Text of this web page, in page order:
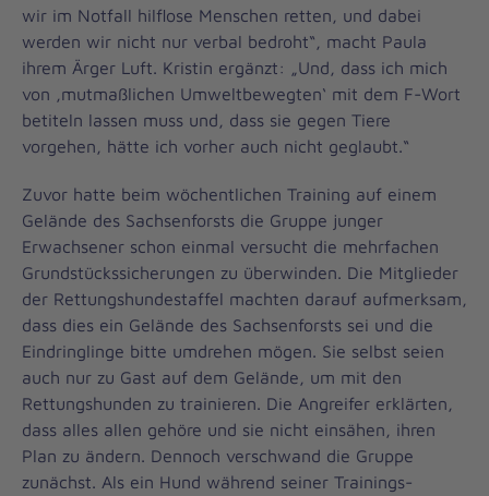
wir im Notfall hilflose Menschen retten, und dabei
werden wir nicht nur verbal bedroht“, macht Paula
ihrem Ärger Luft. Kristin ergänzt: „Und, dass ich mich
von ‚mutmaßlichen Umweltbewegten‘ mit dem F-Wort
betiteln lassen muss und, dass sie gegen Tiere
vorgehen, hätte ich vorher auch nicht geglaubt.“
Zuvor hatte beim wöchentlichen Training auf einem
Gelände des Sachsenforsts die Gruppe junger
Erwachsener schon einmal versucht die mehrfachen
Grundstückssicherungen zu überwinden. Die Mitglieder
der Rettungshundestaffel machten darauf aufmerksam,
dass dies ein Gelände des Sachsenforsts sei und die
Eindringlinge bitte umdrehen mögen. Sie selbst seien
auch nur zu Gast auf dem Gelände, um mit den
Rettungshunden zu trainieren. Die Angreifer erklärten,
dass alles allen gehöre und sie nicht einsähen, ihren
Plan zu ändern. Dennoch verschwand die Gruppe
zunächst. Als ein Hund während seiner Trainings-